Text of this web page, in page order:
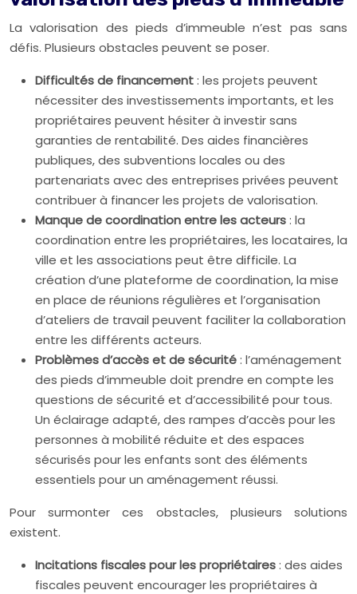
La valorisation des pieds d’immeuble n’est pas sans
défis. Plusieurs obstacles peuvent se poser.
Difficultés de financement: les projets peuvent
nécessiter des investissements importants, et les
propriétaires peuvent hésiter à investir sans
garanties de rentabilité. Des aides financières
publiques, des subventions locales ou des
partenariats avec des entreprises privées peuvent
contribuer à financer les projets de valorisation.
Manque de coordination entre les acteurs: la
coordination entre les propriétaires, les locataires, la
ville et les associations peut être difficile. La
création d’une plateforme de coordination, la mise
en place de réunions régulières et l’organisation
d’ateliers de travail peuvent faciliter la collaboration
entre les différents acteurs.
Problèmes d’accès et de sécurité: l’aménagement
des pieds d’immeuble doit prendre en compte les
questions de sécurité et d’accessibilité pour tous.
Un éclairage adapté, des rampes d’accès pour les
personnes à mobilité réduite et des espaces
sécurisés pour les enfants sont des éléments
essentiels pour un aménagement réussi.
Pour surmonter ces obstacles, plusieurs solutions
existent.
Incitations fiscales pour les propriétaires: des aides
fiscales peuvent encourager les propriétaires à